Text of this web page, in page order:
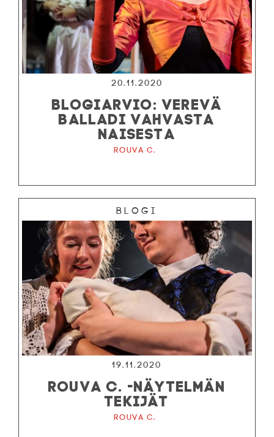
20.11.2020
BLOGIARVIO: VEREVÄ
BALLADI VAHVASTA
NAISESTA
Rouva C.
Blogi
19.11.2020
ROUVA C. -NÄYTELMÄN
TEKIJÄT
Rouva C.